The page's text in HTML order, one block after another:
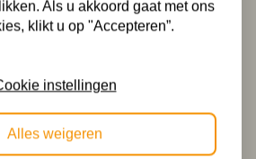
ook bij je
Als u akkoord gaat met ons
klikt u op "Accepteren”.
instellingen
Alles weigeren